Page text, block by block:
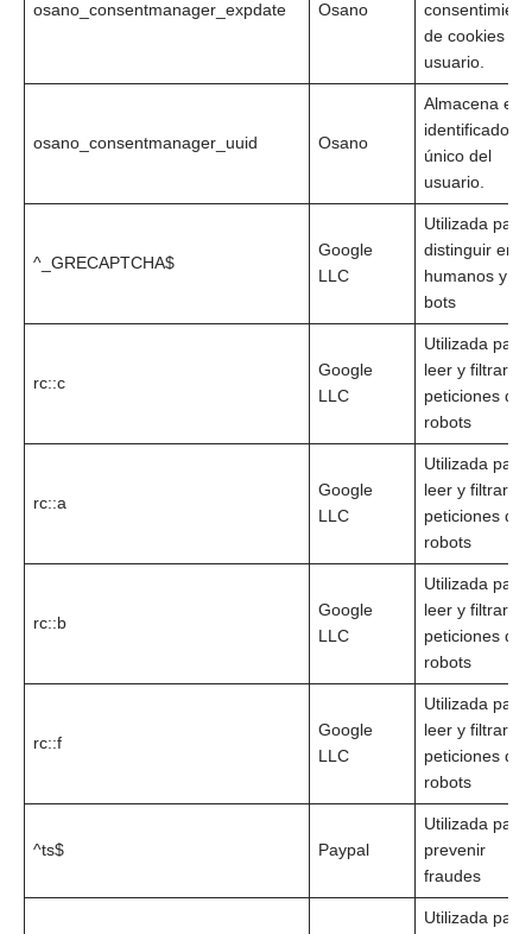
osano_consentmanager_expdate Osano
de cookies del
usuario.
osano_consentmanager_uuid Osano
Almacena el
identificador
único del
usuario.
^_GRECAPTCHA$
Google
LLC
Utilizada para
distinguir
humanos y
bots
rc::c
Google
LLC
Utilizada para
leer y filtrar
peticiones de
robots
rc::a
Google
LLC
Utilizada para
leer y filtrar
peticiones de
robots
rc::b
Google
LLC
Utilizada para
leer y filtrar
peticiones de
robots
rc::f
Google
LLC
Utilizada para
leer y filtrar
peticiones de
robots
^ts$ Paypal
Utilizada para
prevenir
fraudes
Utilizada para